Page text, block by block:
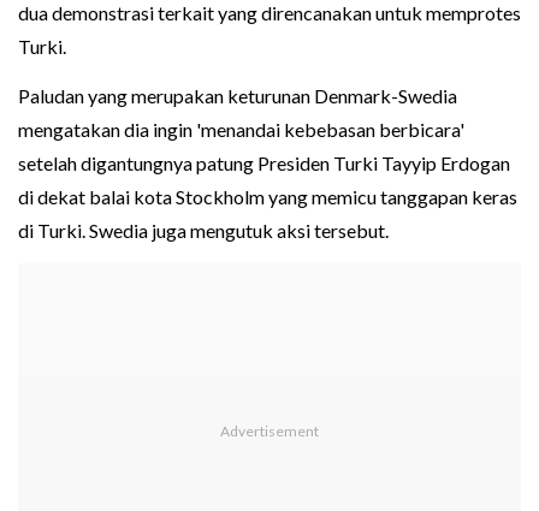
dua demonstrasi terkait yang direncanakan untuk memprotes
Turki.
Paludan yang merupakan keturunan Denmark-Swedia
mengatakan dia ingin 'menandai kebebasan berbicara'
setelah digantungnya patung Presiden Turki Tayyip Erdogan
di dekat balai kota Stockholm yang memicu tanggapan keras
di Turki. Swedia juga mengutuk aksi tersebut.